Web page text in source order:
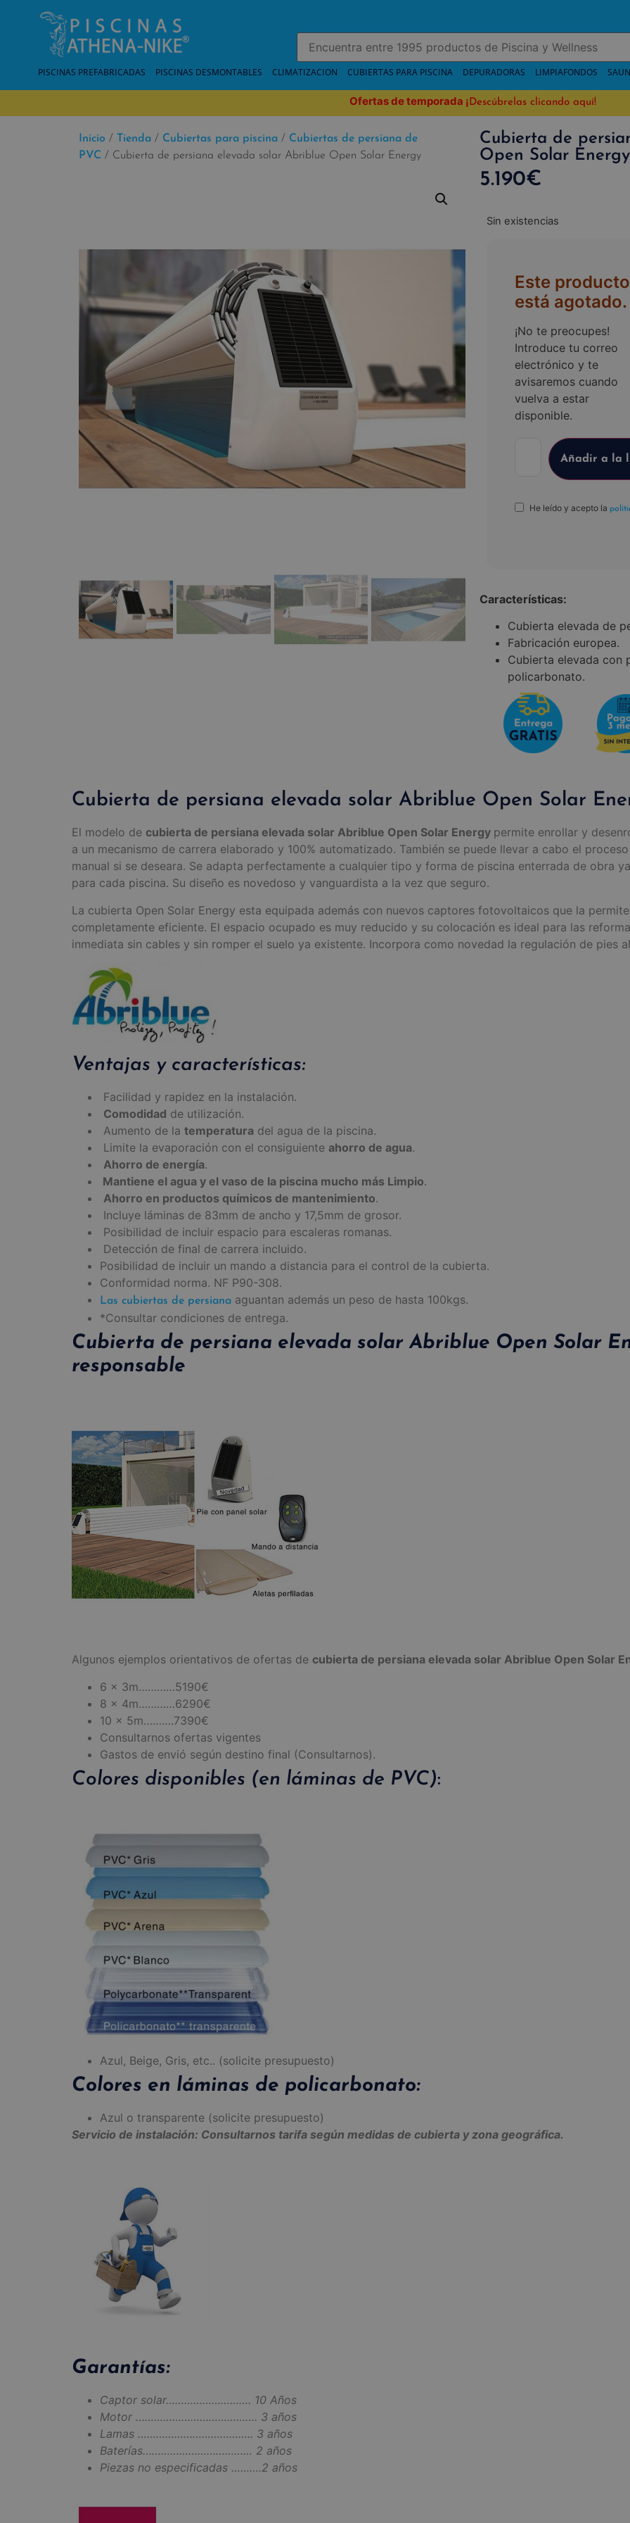
PISCINAS PREFABRICADAS PISCINAS DESMONTABLES CLIMATIZACION CUBIERTAS PARA PISCINA DEPURADORAS LIMPIAFONDOS
Ofertas de temporada ¡ Descúbrelas clicando aquí!
Inicio / Tienda / Cubiertas para piscina / Cubiertas de persiana de
PVC / Cubierta de persiana elevada solar Abriblue Open Solar Energy
Cubierta de
Open Solar Energy
5.190€
Sin existencias
Este producto
está agotado.
¡No te preocupes!
Introduce tu correo
electrónico y te
avisaremos cuando
vuelva a estar
disponible.
He leído y acepto la
Características:
Cubierta elevada de
Fabricación europea.
Cubierta elevada con
policarbonato.
Cubierta de persiana elevada solar Abriblue Open Solar
El modelo de cubierta de persiana elevada solar Abriblue Open Solar Energy permite enrollar y
a un mecanismo de carrera elaborado y 100% automatizado. También se puede llevar a cabo el
manual si se deseara. Se adapta perfectamente a cualquier tipo y forma de piscina enterrada de obra
para cada piscina. Su diseño es novedoso y vanguardista a la vez que seguro.
La cubierta Open Solar Energy esta equipada además con nuevos captores fotovoltaicos que la
completamente eficiente. El espacio ocupado es muy reducido y su colocación es ideal para las
inmediata sin cables y sin romper el suelo ya existente. Incorpora como novedad la regulación de pies
Ventajas y características:
Facilidad y rapidez en la instalación.
Comodidad de utilización.
Aumento de la temperatura del agua de la piscina.
Limite la evaporación con el consiguiente ahorro de agua.
Ahorro de energía.
Mantiene el agua y el vaso de la piscina mucho más Limpio.
Ahorro en productos químicos de mantenimiento.
Incluye láminas de 83mm de ancho y 17,5mm de grosor.
Posibilidad de incluir espacio para escaleras romanas.
Detección de final de carrera incluido.
Posibilidad de incluir un mando a distancia para el control de la cubierta.
Conformidad norma. NF P90-308.
Las cubiertas de persiana aguantan además un peso de hasta 100kgs.
*Consultar condiciones de entrega.
Cubierta de persiana elevada solar Abriblue Open Solar
responsable
Algunos ejemplos orientativos de ofertas de cubierta de persiana elevada solar Abriblue Open Solar
6 x 3m…………5190€
8 x 4m…………6290€
10 x 5m……….7390€
Consultarnos ofertas vigentes
Gastos de envió según destino final (Consultarnos).
Colores disponibles (en láminas de PVC):
Azul, Beige, Gris, etc.. (solicite presupuesto)
Colores en láminas de policarbonato:
Azul o transparente (solicite presupuesto)
Servicio de instalación: Consultarnos tarifa según medidas de cubierta y zona geográfica.
Garantías:
Captor solar………………………. 10 Años
Motor …………………………………. 3 años
Lamas ……………………………….. 3 años
Baterías……………………………… 2 años
Piezas no especificadas ……….2 años